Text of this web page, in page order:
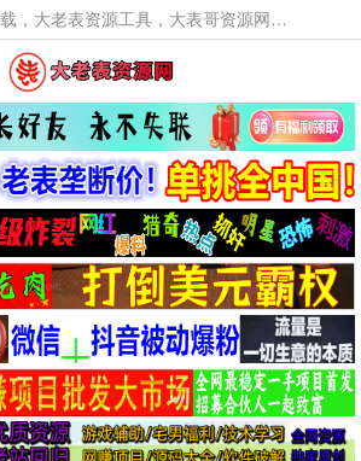
本网站提供资源工具下载，大老表资源工具，大表哥资源网软件工具，大老表资源下载，活动线报福利资源分享,活动线报，大型网游经典游戏，网络热门技术游戏辅助交流与分享。